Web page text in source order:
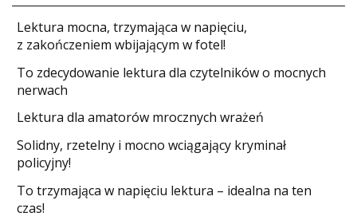
​Lektura mocna, trzymająca w napięciu,
z zakończeniem wbijającym w fotel!
​To zdecydowanie lektura dla czytelników o mocnych
nerwach
Lektura dla amatorów mrocznych wrażeń
Solidny, rzetelny i mocno wciągający kryminał
policyjny!
​To trzymająca w napięciu lektura – idealna na ten
czas!